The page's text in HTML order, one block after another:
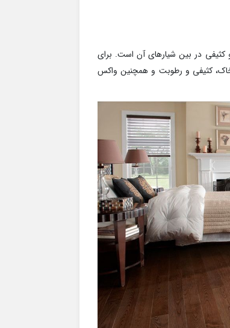
کثیفی در بین شیارهای آن است. برای
خاک، کثیفی و رطوبت و همچنین واکس